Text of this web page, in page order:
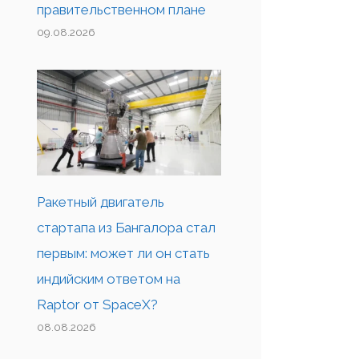
правительственном плане
09.08.2026
Ракетный двигатель
стартапа из Бангалора стал
первым: может ли он стать
индийским ответом на
Raptor от SpaceX?
08.08.2026